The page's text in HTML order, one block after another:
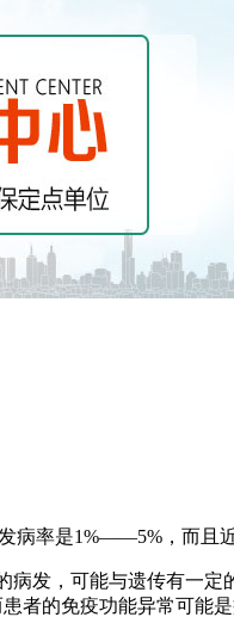
病率是1%——5%，而且
病发，可能与遗传有一定
者的免疫功能异常可能是